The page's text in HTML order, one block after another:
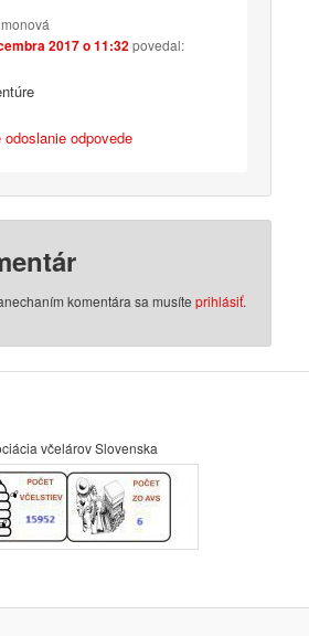
2017 o 11:32povedal:
odpovede
komentára sa musíteprihlásiť.
včelárov Slovenska